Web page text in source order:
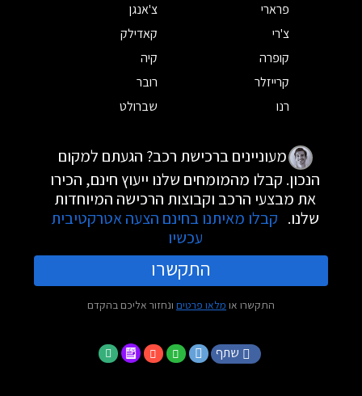
פרארי
צ'אנגן
צ'רי
קאדילק
קופרה
קיה
קרייזלר
רובר
רנו
שברולט
מעוניינים ברכישת רכב? הגעתם למקום
הנכון. קבלו מהמומחים שלנו ייעוץ חינם, הכירו
את מבצעי הרכב וקבוצות הרכישה המיוחדות
שלנו. קבלו מאיתנו בחינם הצעה אטרקטיבית
עכשיו
התקשרו
התקשרו או מלאו פרטים ונחזור אליכם בהקדם
שתף